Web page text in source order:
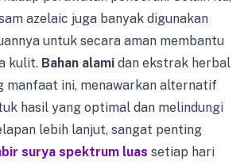
azelaic juga banyak digunakan
untuk secara aman membantu
kulit. Bahan alami dan ekstrak herbal
manfaat ini, menawarkan alternatif
hasil yang optimal dan melindungi
lebih lanjut, sangat penting
surya spektrum luas setiap hari